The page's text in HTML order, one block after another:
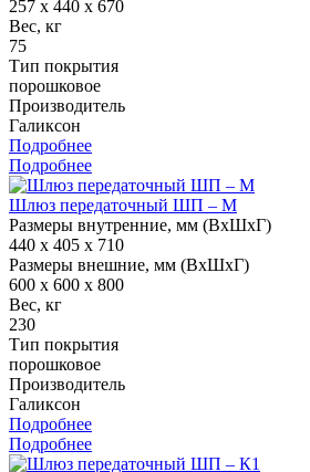
257 x 440 x 670
Вес, кг
75
Тип покрытия
порошковое
Производитель
Галиксон
Подробнее
Подробнее
Шлюз передаточный ШП – М
Размеры внутренние, мм (ВхШхГ)
440 x 405 x 710
Размеры внешние, мм (ВхШхГ)
600 x 600 x 800
Вес, кг
230
Тип покрытия
порошковое
Производитель
Галиксон
Подробнее
Подробнее